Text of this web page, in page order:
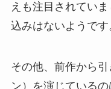
えも注目されてい
込みはないようです
その他、前作から
ン）を演じている